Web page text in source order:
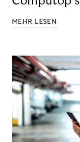
MEHR LESEN